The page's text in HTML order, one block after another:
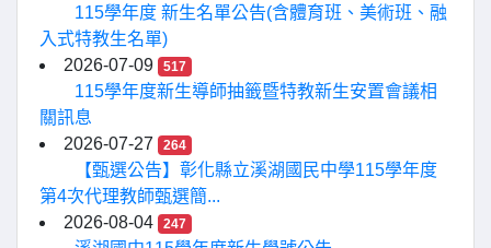
115學年度 新生名單公告(含體育班、美術班、融
入式特教生名單)
2026-07-09
517
115學年度新生導師抽籤暨特教新生安置會議相
關訊息
2026-07-27
264
【甄選公告】彰化縣立溪湖國民中學115學年度
第4次代理教師甄選簡...
2026-08-04
247